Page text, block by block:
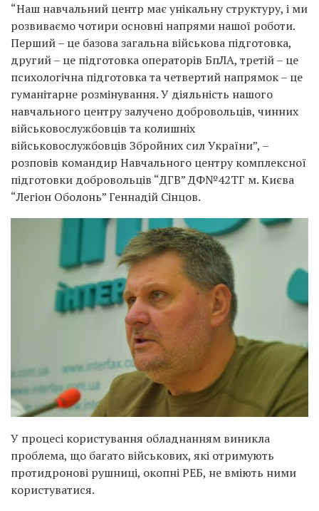
“Наш навчальний центр має унікальну структуру, і ми
розвиваємо чотири основні напрями нашої роботи.
Перший – це базова загальна військова підготовка,
другий – це підготовка операторів БпЛА, третій – це
психологічна підготовка та четвертий напрямок – це
гуманітарне розмінування. У діяльність нашого
навчального центру залучено добровольців, чинних
військовослужбовців та колишніх
військовослужбовців Збройних сил України”, –
розповів командир Навчального центру комплексної
підготовки добровольців “ДГВ” ДФ№42ТГ м. Києва
“Легіон Оболонь” Геннадій Сінцов.
У процесі користування обладнанням виникла
проблема, що багато військових, які отримують
протидронові рушниці, окопні РЕБ, не вміють ними
користуватися.